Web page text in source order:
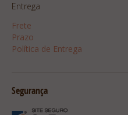
Entrega
Frete
Prazo
Política de Entrega
Segurança